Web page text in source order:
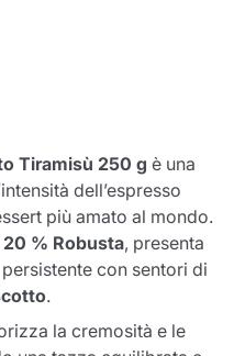
Tiramisù 250 g è una
dell’espresso
più amato al mondo.
% Robusta, presenta
con sentori di
.
la cremosità e le